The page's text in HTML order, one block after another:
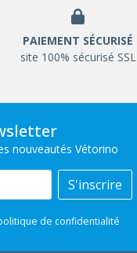
PAIEMENT SÉCURISÉ
site 100% sécurisé SSL
nouveautés Vétorino
S'inscrire
de confidentialité